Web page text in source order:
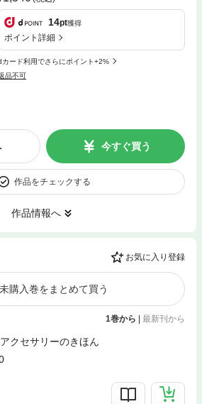
14pt獲得
ポイント詳細
カード利用でさらにポイント+2%
品不可
今すぐ買う
作品をチェックする
作品情報へ
お気に入り登録
未購入巻をまとめて買う
1巻から 最新刊から
クセサリーのきほん